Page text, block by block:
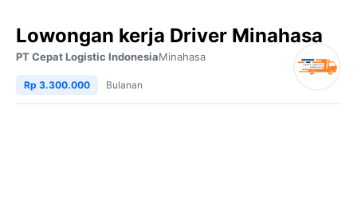
Lowongan kerja Driver Minahasa
PT Cepat Logistic IndonesiaMinahasa
Rp 3.300.000 Bulanan